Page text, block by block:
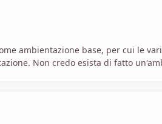
ambientazione base, per cui le
Non credo esista di fatto